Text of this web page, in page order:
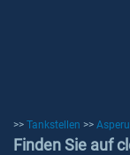
>> Tankstellen >>
Finden Sie auf